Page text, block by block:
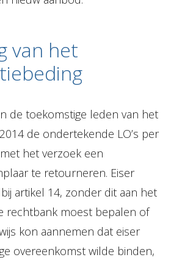
van het
de toekomstige leden van het
de ondertekende LO’s per
het verzoek een
te retourneren. Eiser
bij artikel 14, zonder dit aan het
rechtbank moest bepalen of
kon aannemen dat eiser
overeenkomst wilde binden,